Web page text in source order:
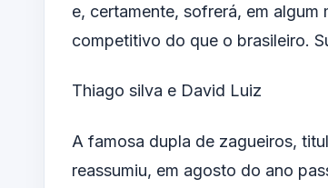
e, certamente, sofrerá, em
competitivo do que o brasileiro.
Thiago silva e David Luiz
A famosa dupla de zagueiros,
reassumiu, em agosto do ano